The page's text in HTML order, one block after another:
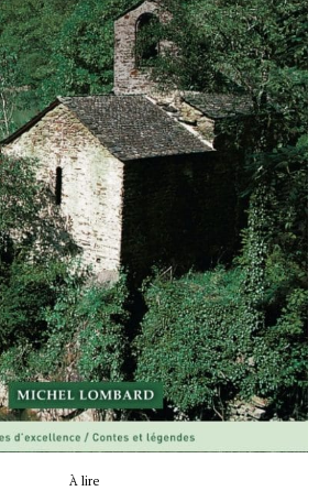
À lire